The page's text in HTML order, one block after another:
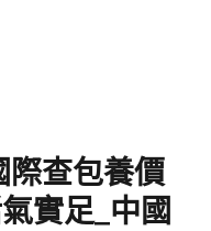
際查包養價
實足_中國